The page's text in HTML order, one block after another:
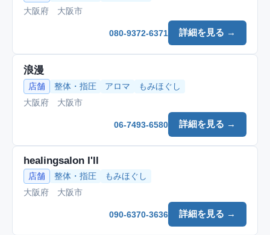
大阪府 大阪市
詳細を見る →
080-9372-6371
浪漫
店舗 整体・指圧 アロマ
もみほぐし
大阪府 大阪市
詳細を見る →
06-7493-6580
healingsalon I'll
店舗 整体・指圧
もみほぐし
大阪府 大阪市
詳細を見る →
090-6370-3636